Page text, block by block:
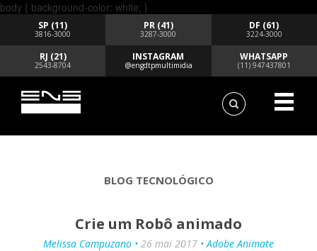
body { background-color: white; }
SP (11)
3816-3000
PR (41)
3287-3000
DF (61)
3224-3000
RJ (21)
2543-8704
INSTAGRAM
@engdtpmultimidia
WHATSAPP
(11) 947437801
BLOG TECNOLÓGICO
Crie um Robô animado
Melissa Campuzano • 26 mai 2017 • Adobe Animate